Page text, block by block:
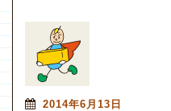
2014年6月13日